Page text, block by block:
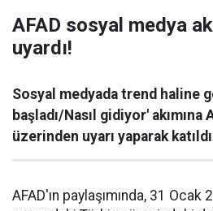
AFAD sosyal medya
uyardı!
Sosyal medyada trend haline
başladı/Nasıl gidiyor' akımına
üzerinden uyarı yaparak
AFAD'ın paylaşımında, 31